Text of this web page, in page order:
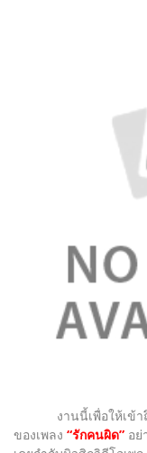
งานนี้เพื่อให้เข้าถึง
ของเพลง “รักคนผิด” อย่